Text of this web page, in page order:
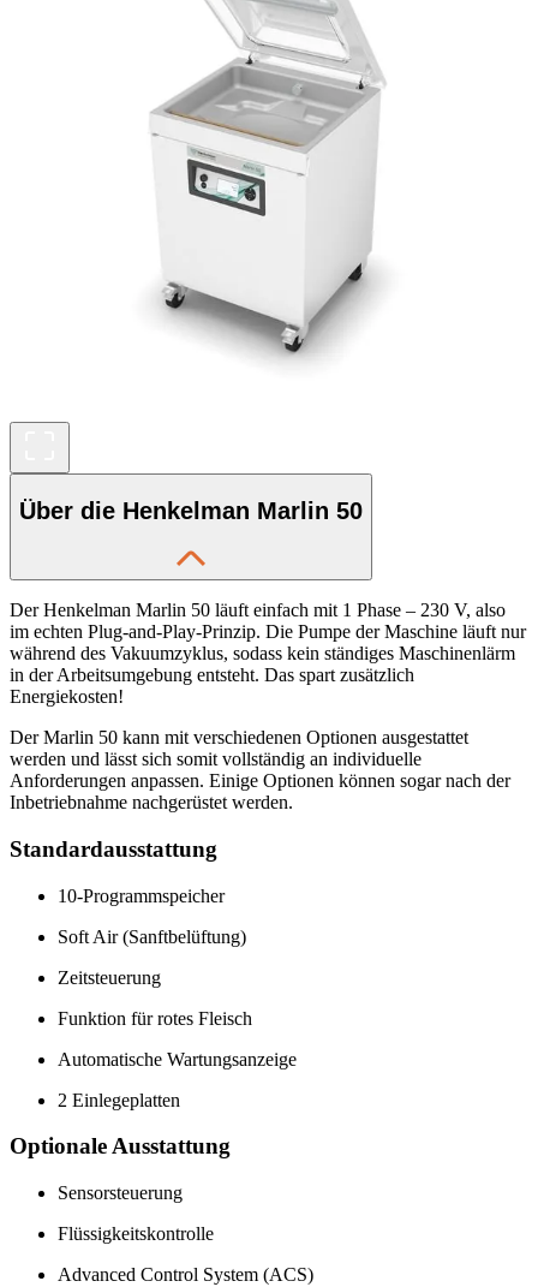
Über die Henkelman Marlin 50
Der Henkelman Marlin 50 läuft einfach mit 1 Phase – 230 V, also
im echten Plug-and-Play-Prinzip. Die Pumpe der Maschine läuft nur
während des Vakuumzyklus, sodass kein ständiges Maschinenlärm
in der Arbeitsumgebung entsteht. Das spart zusätzlich
Energiekosten!
Der Marlin 50 kann mit verschiedenen Optionen ausgestattet
werden und lässt sich somit vollständig an individuelle
Anforderungen anpassen. Einige Optionen können sogar nach der
Inbetriebnahme nachgerüstet werden.
Standardausstattung
10-Programmspeicher
Soft Air (Sanftbelüftung)
Zeitsteuerung
Funktion für rotes Fleisch
Automatische Wartungsanzeige
2 Einlegeplatten
Optionale Ausstattung
Sensorsteuerung
Flüssigkeitskontrolle
Advanced Control System (ACS)